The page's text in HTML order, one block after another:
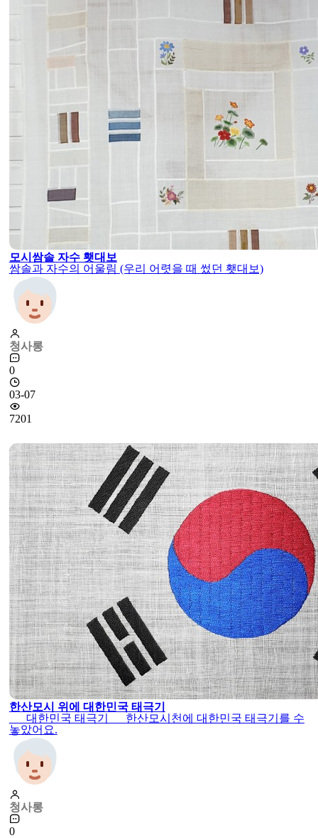
모시쌈솔 자수 횃대보
쌈솔과 자수의 어울림 (우리 어렷을 때 썼던 횃대보)
청사롱
0
03-07
7201
한산모시 위에 대한민국 태극기
대한민국 태극기 한산모시천에 대한민국 태극기를 수
놓았어요.
청사롱
0